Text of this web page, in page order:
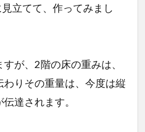
立てて、作ってみまし
が、2階の床の重みは、
わりその重量は、今度は縦
達されます。